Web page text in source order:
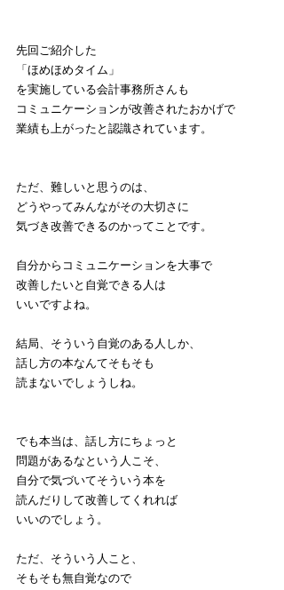
先回ご紹介した
「ほめほめタイム」
を実施している会計事務所さんも
コミュニケーションが改善されたおかげで
業績も上がったと認識されています。
ただ、難しいと思うのは、
どうやってみんながその大切さに
気づき改善できるのかってことです。
自分からコミュニケーションを大事で
改善したいと自覚できる人は
いいですよね。
結局、そういう自覚のある人しか、
話し方の本なんてそもそも
読まないでしょうしね。
でも本当は、話し方にちょっと
問題があるなという人こそ、
自分で気づいてそういう本を
読んだりして改善してくれれば
いいのでしょう。
ただ、そういう人こと、
そもそも無自覚なので